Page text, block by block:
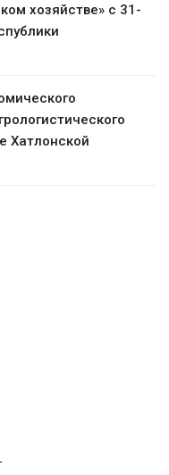
хозяйстве» с 31-
Хатлонской